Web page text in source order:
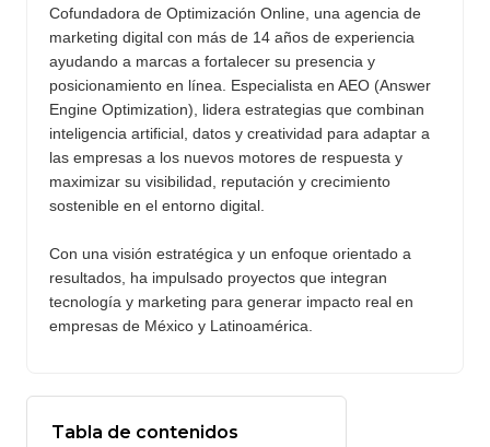
Cofundadora de Optimización Online, una agencia de
marketing digital con más de 14 años de experiencia
ayudando a marcas a fortalecer su presencia y
posicionamiento en línea. Especialista en AEO (Answer
Engine Optimization), lidera estrategias que combinan
inteligencia artificial, datos y creatividad para adaptar a
las empresas a los nuevos motores de respuesta y
maximizar su visibilidad, reputación y crecimiento
sostenible en el entorno digital.
Con una visión estratégica y un enfoque orientado a
resultados, ha impulsado proyectos que integran
tecnología y marketing para generar impacto real en
empresas de México y Latinoamérica.
Tabla de contenidos